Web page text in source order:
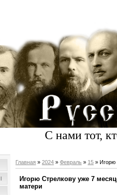
С нами тот,
Главная »2024 » Февраль » 15 » Игорю
Игорю Стрелкову уже 7
матери